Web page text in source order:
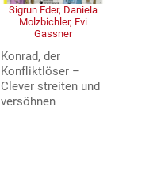
Sigrun Eder, Daniela
Molzbichler, Evi
Gassner
Konrad, der
Konfliktlöser –
Clever streiten und
versöhnen